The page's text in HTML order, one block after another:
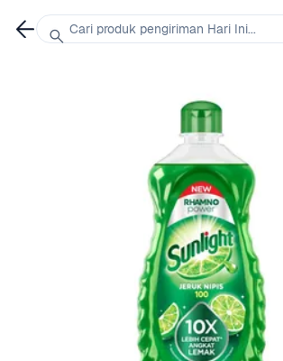
Cari produk pengiriman Hari Ini...